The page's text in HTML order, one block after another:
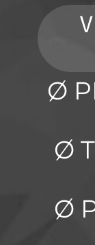
Ø
Ø
Ø